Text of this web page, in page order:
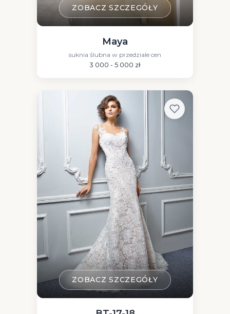
ZOBACZ SZCZEGÓŁY
Maya
suknia ślubna w przedziale cen
3 000 - 5 000 zł
ZOBACZ SZCZEGÓŁY